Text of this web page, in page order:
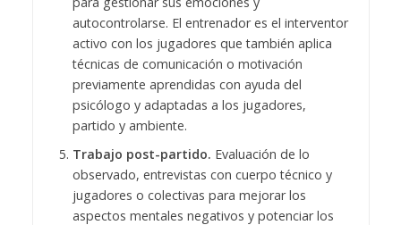
autocontrolarse. El entrenador es el interventor
activo con los jugadores que también aplica
técnicas de comunicación o motivación
previamente aprendidas con ayuda del
psicólogo y adaptadas a los jugadores,
partido y ambiente.
Trabajo post-partido. Evaluación de lo
observado, entrevistas con cuerpo técnico y
jugadores o colectivas para mejorar los
aspectos mentales negativos y potenciar los